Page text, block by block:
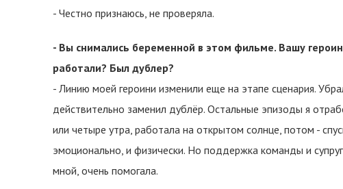
- Честно признаюсь, не проверяла.
- Вы снимались беременной в этом фильме. Вашу
работали? Был дублер?
- Линию моей героини изменили еще на этапе сценария.
действительно заменил дублёр. Остальные эпизоды я
или четыре утра, работала на открытом солнце, потом -
эмоционально, и физически. Но поддержка команды и
мной, очень помогала.